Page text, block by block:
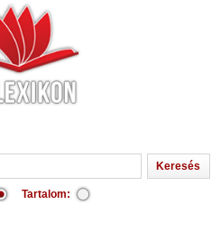
Tartalom: